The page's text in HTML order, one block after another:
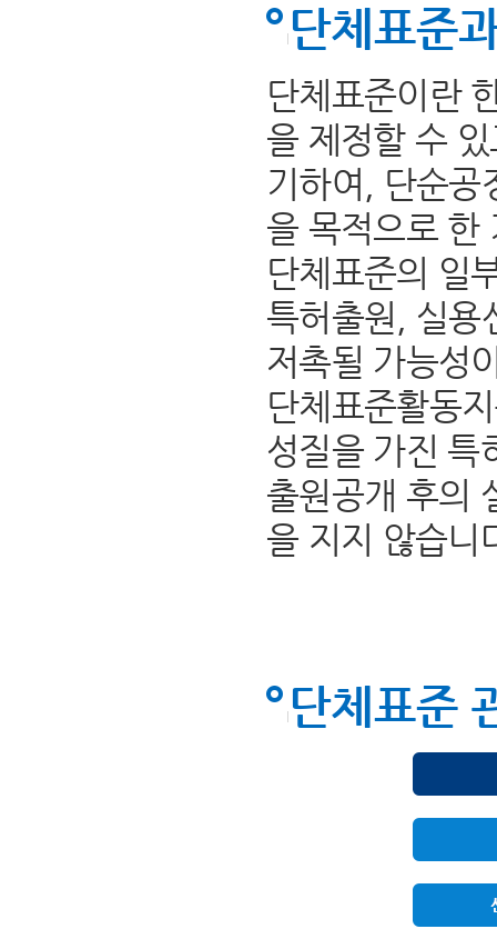
단체표준
단체표준이란
을 제정할 수
기하여, 단순공
을 목적으로 한
단체표준의 일
특허출원, 실용
저촉될 가능성
단체표준활동
성질을 가진 특
출원공개 후의
을 지지 않습니
단체표준